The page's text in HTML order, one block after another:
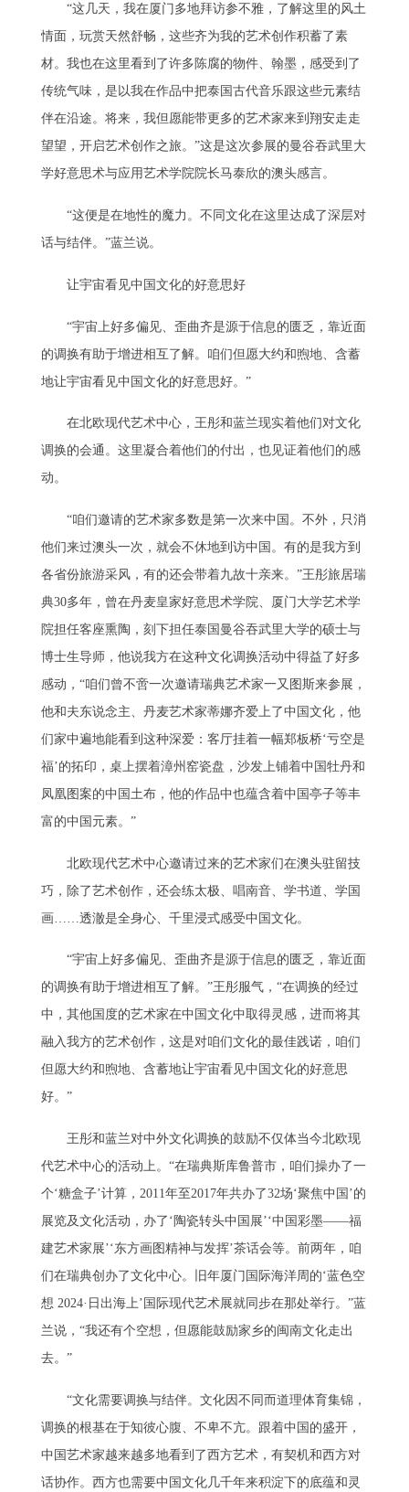
“这几天，我在厦门多地拜访参不雅，了解这里的风土
情面，玩赏天然舒畅，这些齐为我的艺术创作积蓄了素
材。我也在这里看到了许多陈腐的物件、翰墨，感受到了
传统气味，是以我在作品中把泰国古代音乐跟这些元素结
伴在沿途。将来，我但愿能带更多的艺术家来到翔安走走
望望，开启艺术创作之旅。”这是这次参展的曼谷吞武里大
学好意思术与应用艺术学院院长马泰欣的澳头感言。
“这便是在地性的魔力。不同文化在这里达成了深层对
话与结伴。”蓝兰说。
让宇宙看见中国文化的好意思好
“宇宙上好多偏见、歪曲齐是源于信息的匮乏，靠近面
的调换有助于增进相互了解。咱们但愿大约和煦地、含蓄
地让宇宙看见中国文化的好意思好。”
在北欧现代艺术中心，王彤和蓝兰现实着他们对文化
调换的会通。这里凝合着他们的付出，也见证着他们的感
动。
“咱们邀请的艺术家多数是第一次来中国。不外，只消
他们来过澳头一次，就会不休地到访中国。有的是我方到
各省份旅游采风，有的还会带着九故十亲来。”王彤旅居瑞
典30多年，曾在丹麦皇家好意思术学院、厦门大学艺术学
院担任客座熏陶，刻下担任泰国曼谷吞武里大学的硕士与
博士生导师，他说我方在这种文化调换活动中得益了好多
感动，“咱们曾不啻一次邀请瑞典艺术家一又图斯来参展，
他和夫东说念主、丹麦艺术家蒂娜齐爱上了中国文化，他
们家中遍地能看到这种深爱：客厅挂着一幅郑板桥‘亏空是
福’的拓印，桌上摆着漳州窑瓷盘，沙发上铺着中国牡丹和
凤凰图案的中国土布，他的作品中也蕴含着中国亭子等丰
富的中国元素。”
北欧现代艺术中心邀请过来的艺术家们在澳头驻留技
巧，除了艺术创作，还会练太极、唱南音、学书道、学国
画……透澈是全身心、千里浸式感受中国文化。
“宇宙上好多偏见、歪曲齐是源于信息的匮乏，靠近面
的调换有助于增进相互了解。”王彤服气，“在调换的经过
中，其他国度的艺术家在中国文化中取得灵感，进而将其
融入我方的艺术创作，这是对咱们文化的最佳践诺，咱们
但愿大约和煦地、含蓄地让宇宙看见中国文化的好意思
好。”
王彤和蓝兰对中外文化调换的鼓励不仅体当今北欧现
代艺术中心的活动上。“在瑞典斯库鲁普市，咱们操办了一
个‘糖盒子’计算，2011年至2017年共办了32场‘聚焦中国’的
展览及文化活动，办了‘陶瓷转头中国展’‘中国彩墨——福
建艺术家展’‘东方画图精神与发挥’茶话会等。前两年，咱
们在瑞典创办了文化中心。旧年厦门国际海洋周的‘蓝色空
想 2024·日出海上’国际现代艺术展就同步在那处举行。”蓝
兰说，“我还有个空想，但愿能鼓励家乡的闽南文化走出
去。”
“文化需要调换与结伴。文化因不同而道理体育集锦，
调换的根基在于知彼心腹、不卑不亢。跟着中国的盛开，
中国艺术家越来越多地看到了西方艺术，有契机和西方对
话协作。西方也需要中国文化几千年来积淀下的底蕴和灵